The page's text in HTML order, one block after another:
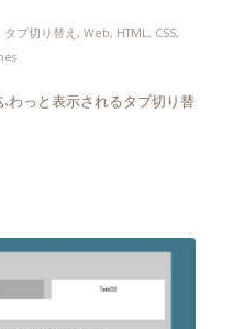
タブ切り替え , Web, HTML, CSS,
っと表示されるタブ切り替